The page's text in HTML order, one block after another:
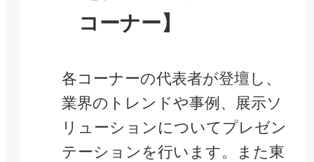
コーナー】
各コーナーの代表者が登壇し、
業界のトレンドや事例、展示ソ
リューションについてプレゼン
テーションを行います。また東